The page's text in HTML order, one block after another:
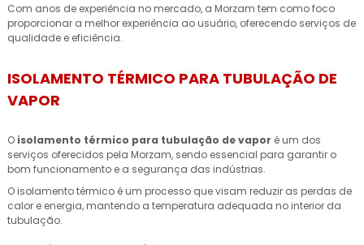
Com anos de experiência no mercado, a Morzam tem como foco
proporcionar a melhor experiência ao usuário, oferecendo serviços de
qualidade e eficiência.
ISOLAMENTO TÉRMICO PARA TUBULAÇÃO DE
VAPOR
O isolamento térmico para tubulação de vapor é um dos
serviços oferecidos pela Morzam, sendo essencial para garantir o
bom funcionamento e a segurança das indústrias.
O isolamento térmico é um processo que visam reduzir as perdas de
calor e energia, mantendo a temperatura adequada no interior da
tubulação.